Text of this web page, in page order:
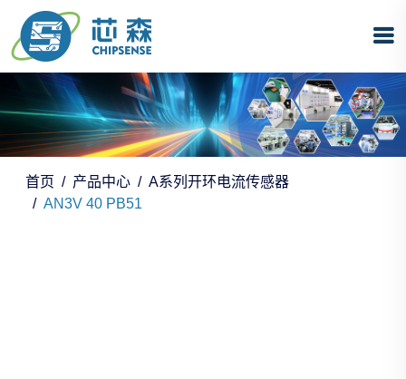
首页 产品中心
A系列开环电流传感器
AN3V 40 PB51